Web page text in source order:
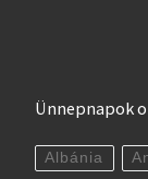
Ünnepnapok
Albánia